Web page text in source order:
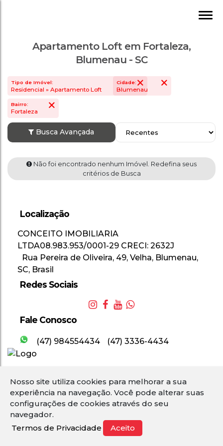
Nosso site utiliza cookies para melhorar a sua
experiência na navegação. Você pode alterar suas
configurações de cookies através do seu
navegador.
Termos de Privacidade
Aceito
Apartamento Loft em Fortaleza,
Blumenau - SC
Tipo de Imóvel: Cidade:
Bairro:
Fortaleza
Busca Avançada
Localização
CONCEITO IMOBILIARIA
LTDA08.983.953/0001-29 CRECI: 2632J
Rua Pereira de Oliveira, 49, Velha, Blumenau,
SC, Brasil
Redes Sociais
Fale Conosco
(47) 984554434 (47) 3336-4434